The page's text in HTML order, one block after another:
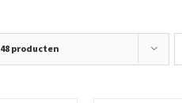
48 producten